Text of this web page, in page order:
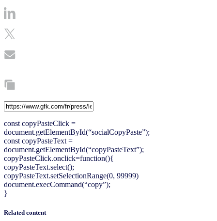
const copyPasteClick =
document.getElementById(“socialCopyPaste”);
const copyPasteText =
document.getElementById(“copyPasteText”);
copyPasteClick.onclick=function(){
copyPasteText.select();
copyPasteText.setSelectionRange(0, 99999)
document.execCommand(“copy”);
}
Related content